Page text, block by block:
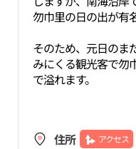
勿巾里の日の出が有
そのため、元日のま
みにくる観光客で勿
で溢れます。
住所 アクセス